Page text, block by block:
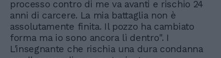
processo contro di me va avanti e rischio 24
anni di carcere. La mia battaglia non è
assolutamente finita. Il pozzo ha cambiato
forma ma io sono ancora lì dentro". I
L'insegnante che rischia una dura condanna